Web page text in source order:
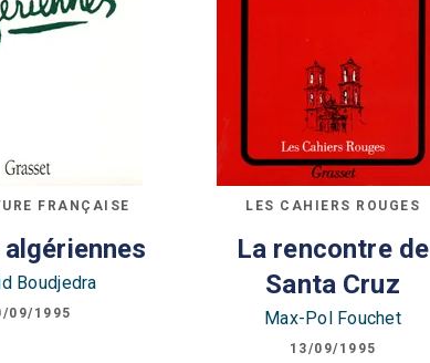
FRANÇAISE
Boudjedra
09/1995
LES CAHIERS ROUGES
La rencontre de
Santa Cruz
Max-Pol Fouchet
13/09/1995